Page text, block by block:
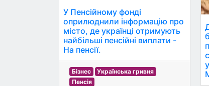
У Пенсійному фонді
оприлюднили інформацію про
місто, де українці отримують
найбільші пенсійні виплати -
На пенсії.
Бізнес
Українська гривня
Пенсія